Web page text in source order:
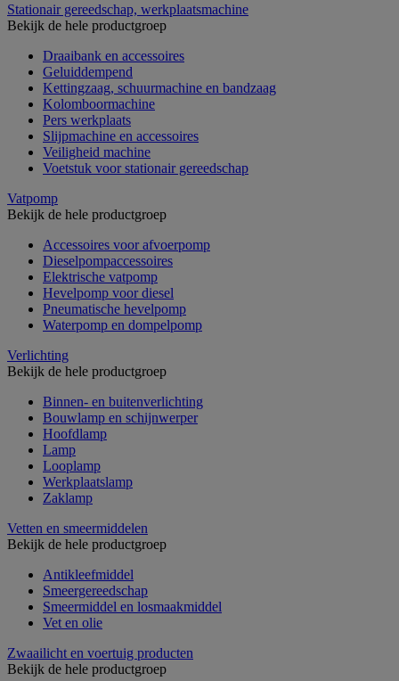
Stationair gereedschap, werkplaatsmachine
Bekijk de hele productgroep
Draaibank en accessoires
Geluiddempend
Kettingzaag, schuurmachine en bandzaag
Kolomboormachine
Pers werkplaats
Slijpmachine en accessoires
Veiligheid machine
Voetstuk voor stationair gereedschap
Vatpomp
Bekijk de hele productgroep
Accessoires voor afvoerpomp
Dieselpompaccessoires
Elektrische vatpomp
Hevelpomp voor diesel
Pneumatische hevelpomp
Waterpomp en dompelpomp
Verlichting
Bekijk de hele productgroep
Binnen- en buitenverlichting
Bouwlamp en schijnwerper
Hoofdlamp
Lamp
Looplamp
Werkplaatslamp
Zaklamp
Vetten en smeermiddelen
Bekijk de hele productgroep
Antikleefmiddel
Smeergereedschap
Smeermiddel en losmaakmiddel
Vet en olie
Zwaailicht en voertuig producten
Bekijk de hele productgroep